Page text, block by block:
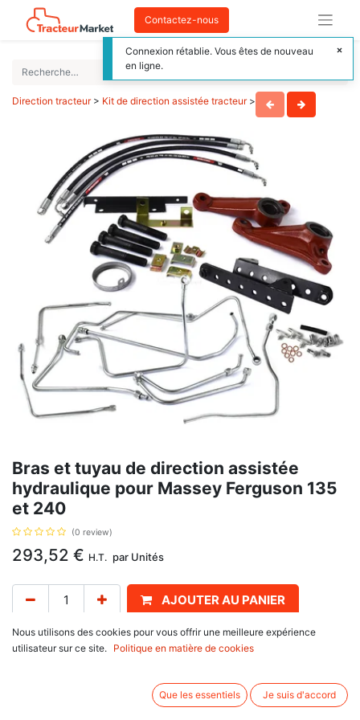
Contactez-nous
Direction tracteur> Kit de direction assistée tracteur>
Bras et tuyau de direction assistée
hydraulique pour Massey Ferguson 135
et 240
(0 review)
293,52 € H.T. par Unités
AJOUTER AU PANIER
Délai de livraison : 1 semaine
Associez d'autres produits:
Nous utilisons des cookies pour vous offrir une meilleure expérience
utilisateur sur ce site.
Politique en matière de cookies
Que les essentiels Je suis d'accord
Connexion rétablie. Vous êtes de nouveau
en ligne.